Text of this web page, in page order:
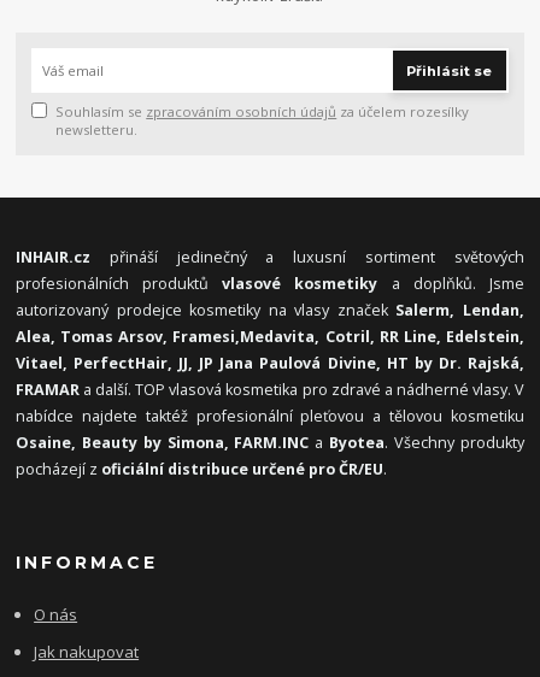
Přihlásit se
Souhlasím se zpracováním osobních údajů za účelem rozesílky
newsletteru.
INHAIR.cz přináší jedinečný a luxusní sortiment světových
profesionálních produktůvlasové kosmetiky a doplňků. Jsme
autorizovaný prodejce kosmetiky na vlasy značek Salerm, Lendan,
Alea, Tomas Arsov, Framesi,Medavita, Cotril, RR Line, Edelstein,
Vitael, PerfectHair, JJ, JP Jana Paulová Divine, HT by Dr. Rajská,
FRAMAR a další. TOP vlasová kosmetika pro zdravé a nádherné vlasy. V
nabídce najdete taktéž profesionální pleťovou a tělovou kosmetiku
Osaine, Beauty by Simona, FARM.INC a Byotea. Všechny produkty
pocházejí z oficiální distribuce určené pro ČR/EU.
INFORMACE
O nás
Jak nakupovat